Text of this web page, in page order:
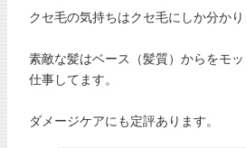
クセ毛の気持ちはクセ毛にしか分かり
素敵な髪はベース（髪質）からをモッ
仕事してます。
ダメージケアにも定評あります。